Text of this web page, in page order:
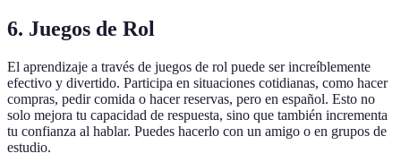
6. Juegos de Rol
El aprendizaje a través de juegos de rol puede ser increíblemente
efectivo y divertido. Participa en situaciones cotidianas, como hacer
compras, pedir comida o hacer reservas, pero en español. Esto no
solo mejora tu capacidad de respuesta, sino que también incrementa
tu confianza al hablar. Puedes hacerlo con un amigo o en grupos de
estudio.